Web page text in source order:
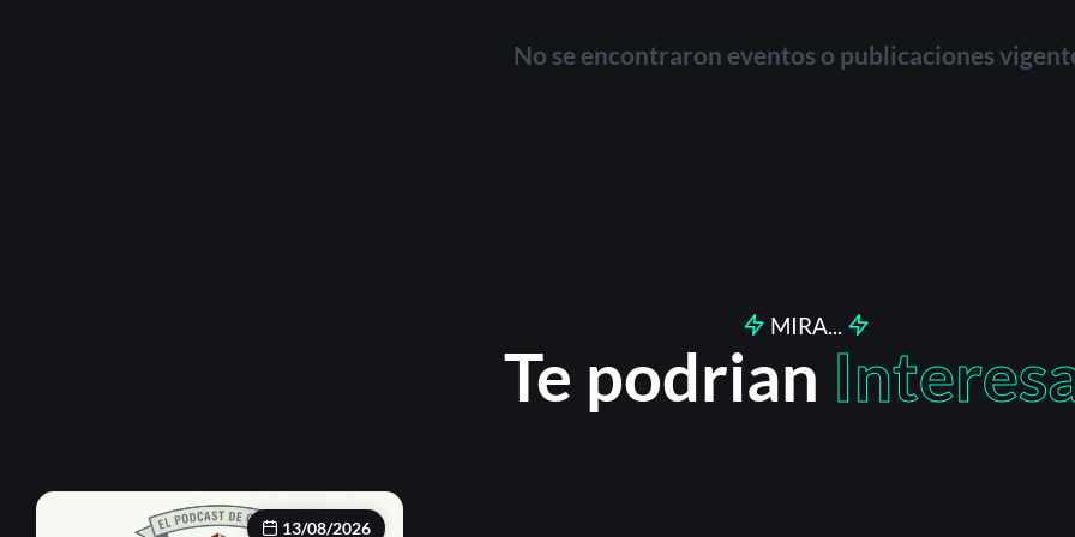
No se encontraron eventos o publicaciones
MIRA...
Te podrian
13/08/2026